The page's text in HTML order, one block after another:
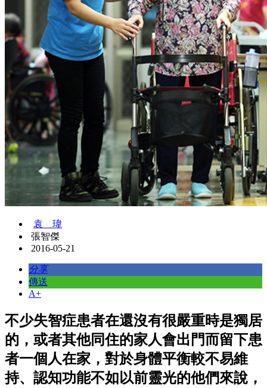
袁 瑋
張智傑
2016-05-21
分享
傳送
A+
不少失智症患者在還沒有很嚴重時是獨居
的，或者其他同住的家人會出門而留下患
者一個人在家，對於身體平衡較不易維
持、認知功能不如以前靈光的他們來說，